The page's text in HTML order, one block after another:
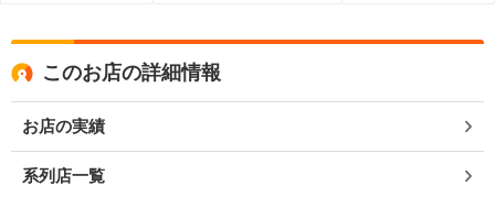
このお店の詳細情報
お店の実績
系列店一覧